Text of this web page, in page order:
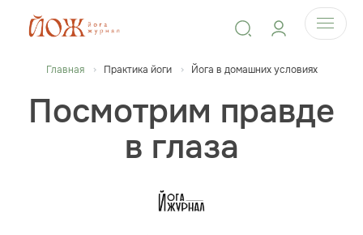
Главная Практика йоги Йога в домашних условиях
Посмотрим правде
в глаза